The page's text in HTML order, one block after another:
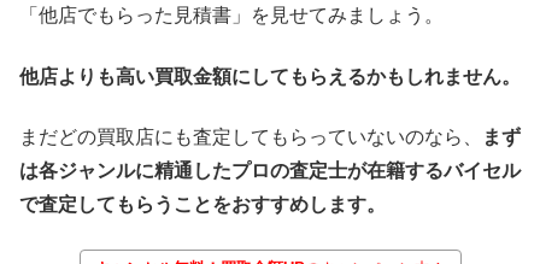
「他店でもらった見積書」を見せてみましょう。
他店よりも高い買取金額にしてもらえるかもしれません。
まだどの買取店にも査定してもらっていないのなら、
まず
は各ジャンルに精通したプロの査定士が在籍するバイセル
で査定してもらうことをおすすめします。